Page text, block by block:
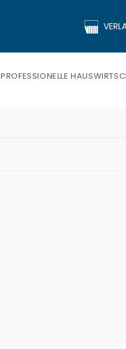
PROFESSIONELLE